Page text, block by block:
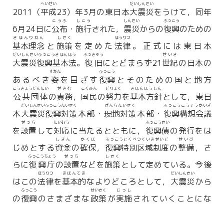
2011（平成
へいせい
23）年3月の東日本大震災
だいしんさい
をうけて，同年
6月24日に公布
こうふ
・ 施行
しこう
された， 震災
しんさい
からの復興
ふっこう
のための
基本理念
きほんりねん
と 施策
しさく
を定めた 法律
ほうりつ
。正式には東日本
大震災復興基本法
だいしんさいふっこうきほんほう
。 復旧
ふっきゅう
にとどまらず21 世紀
せいき
の日本の
あるべき 姿
すがた
を目ざす 復興
ふっこう
とそのための国と地方
公共団体
こうきょうだんたい
の責務
せきむ
， 国民
こくみん
の努力
どりょく
を基本方針
きほんほうしん
として，東日
本大震災復興対策
だいしんさいふっこうたいさく
本部・ 現地対策
げんちたいさく
本部・ 復興構想会議
ふっこうこうそうかいぎ
を設置
せっち
して対応
たいおう
に当たるとともに， 復興債
ふっこうさい
の発行をは
じめとする資金
しきん
の確保
かくほ
， 復興特別区域制度
ふっこうとくべつくいきせいど
の整備
せいび
，さ
らに復興庁
ふっこうちょう
の設置
せっち
などを施策
しさく
として定めている。今後
はこの法律
ほうりつ
を基本的
きほんてき
なよりどころとして， 大震災
だいしんさい
から
の復興
ふっこう
のさまざまな政策
せいさく
が実施
じっし
されていくことにな